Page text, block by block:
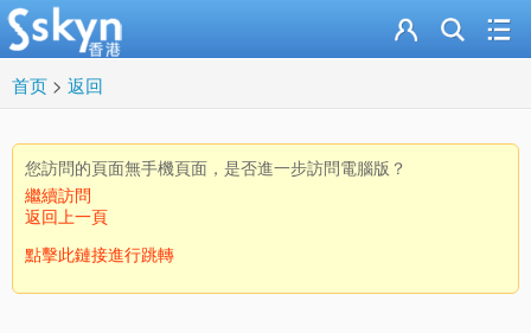
首页 > 返回
您訪問的頁面無手機頁面，是否進一步訪問電腦版？
繼續訪問
返回上一頁
點擊此鏈接進行跳轉